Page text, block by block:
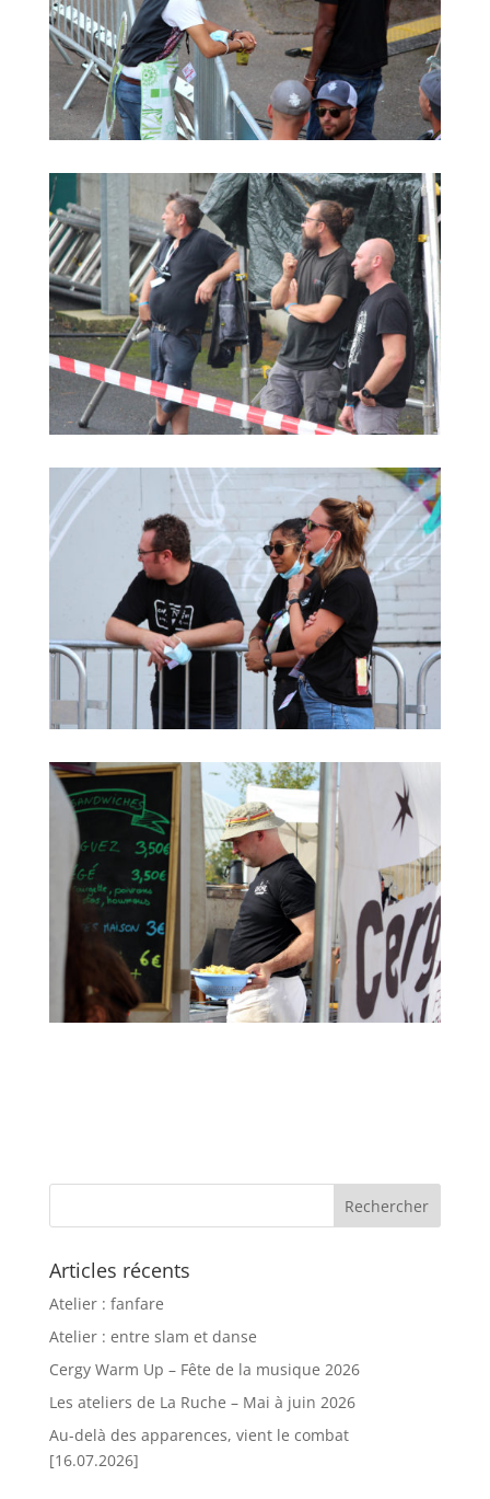
Articles récents
Atelier : fanfare
Atelier : entre slam et danse
Cergy Warm Up – Fête de la musique 2026
Les ateliers de La Ruche – Mai à juin 2026
Au-delà des apparences, vient le combat
[16.07.2026]